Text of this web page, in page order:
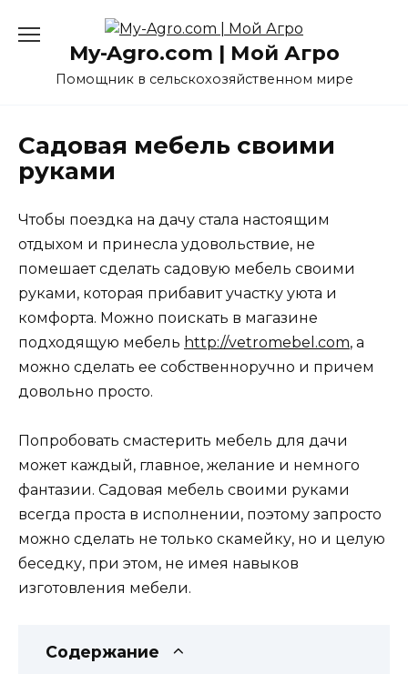
содержаниюMy-Agro.com | Мой Агро
Помощник в сельскохозяйственном мире
Садовая мебель своими
руками
Чтобы поездка на дачу стала настоящим
отдыхом и принесла удовольствие, не
помешает сделать садовую мебель своими
руками, которая прибавит участку уюта и
комфорта. Можно поискать в магазине
подходящую мебель http://vetromebel.com, а
можно сделать ее собственноручно и причем
довольно просто.
Попробовать смастерить мебель для дачи
может каждый, главное, желание и немного
фантазии. Садовая мебель своими руками
всегда проста в исполнении, поэтому запросто
можно сделать не только скамейку, но и целую
беседку, при этом, не имея навыков
изготовления мебели.
Содержание